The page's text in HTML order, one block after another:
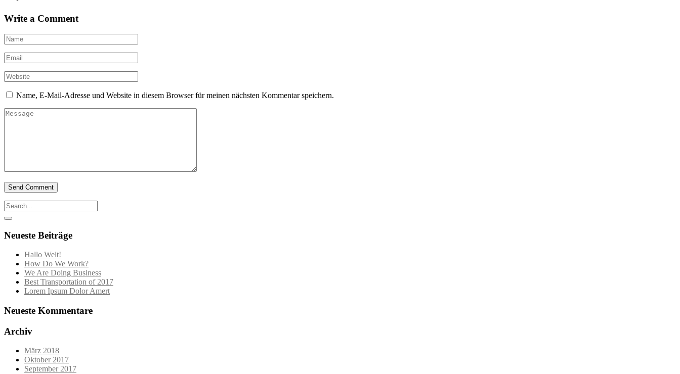
Write a Comment
Name, E-Mail-Adresse und Website in diesem Browser für meinen nächsten Kommentar speichern.
Neueste Beiträge
Hallo Welt!
How Do We Work?
We Are Doing Business
Best Transportation of 2017
Lorem Ipsum Dolor Amert
Neueste Kommentare
Archiv
März 2018
Oktober 2017
September 2017